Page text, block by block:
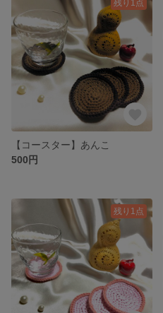
残り1点
【コースター】あんこ
500円
残り1点